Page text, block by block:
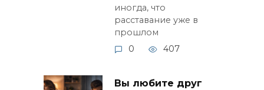
иногда, что
расставание уже в
прошлом
0
407
Вы любите друг